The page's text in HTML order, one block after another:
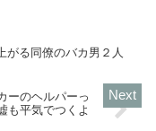
がる同僚のバカ男２人
ーのヘルパーっ
も平気でつくよ